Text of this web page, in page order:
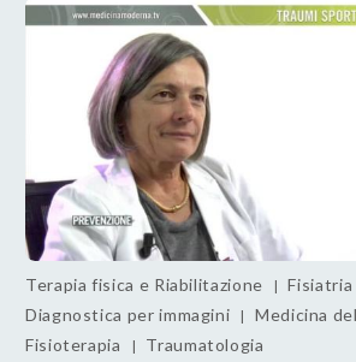
Terapia fisica e Riabilitazione | Fisiatria
Diagnostica per immagini | Medicina
Fisioterapia | Traumatologia